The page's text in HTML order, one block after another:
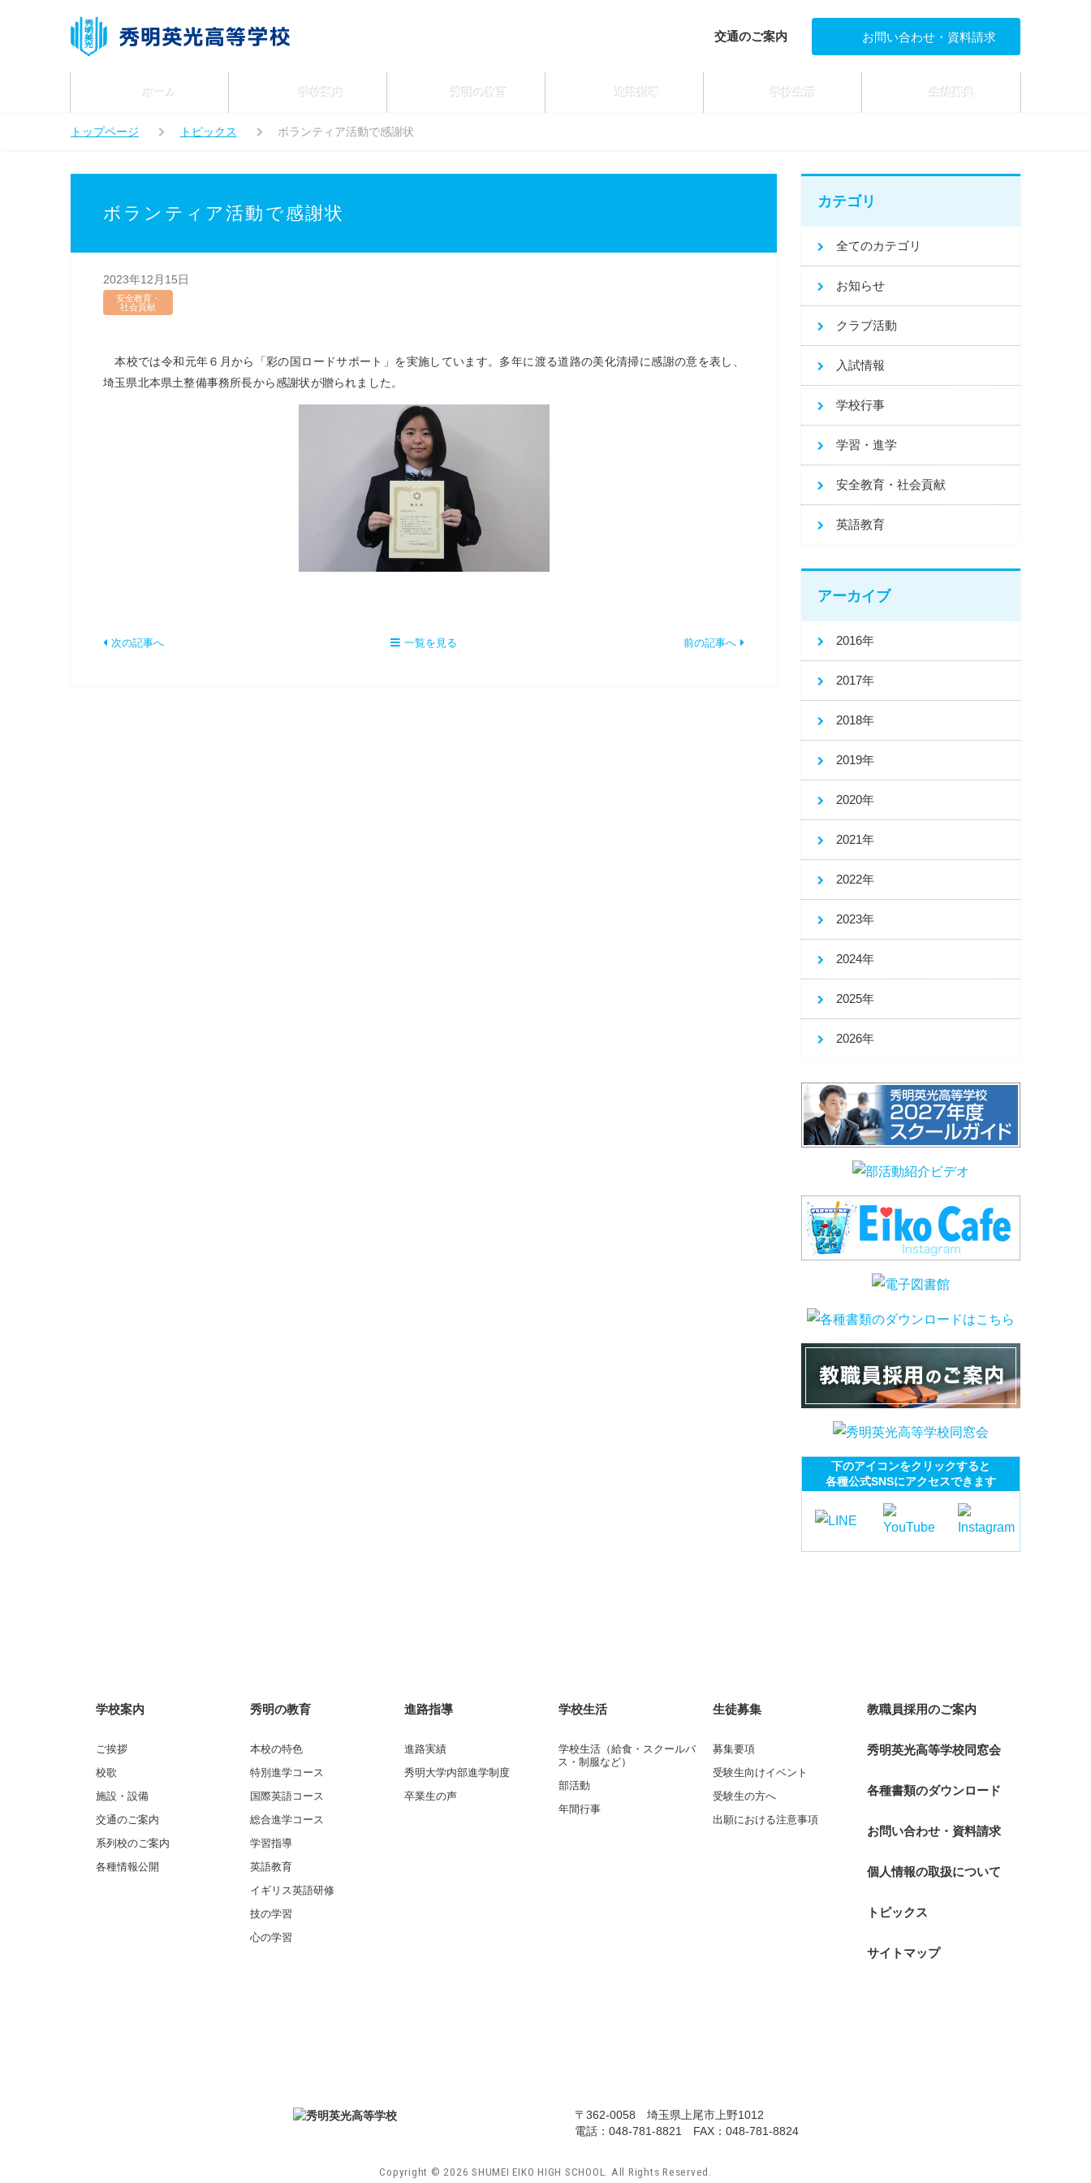
交通のご案内 お問い合わせ・資料請求
ホーム 学校案内 秀明の教育 進路指導 学校生活 生徒募集
トップページ トピックス ボランティア活動で感謝状
ボランティア活動で感謝状
2023年12月15日
安全教育・
社会貢献
本校では令和元年６月から「彩の国ロードサポート」を実施しています。多年に渡る道路の美化清掃に感謝の意を表し、
埼玉県北本県土整備事務所長から感謝状が贈られました。
次の記事へ 一覧を見る 前の記事へ
カテゴリ
全てのカテゴリ
お知らせ
クラブ活動
入試情報
学校行事
学習・進学
安全教育・社会貢献
英語教育
アーカイブ
2016年
2017年
2018年
2019年
2020年
2021年
2022年
2023年
2024年
2025年
2026年
下のアイコンをクリックすると
各種公式SNSにアクセスできます
学校案内
ご挨拶
校歌
施設・設備
交通のご案内
系列校のご案内
各種情報公開
秀明の教育
本校の特色
特別進学コース
国際英語コース
総合進学コース
学習指導
英語教育
イギリス英語研修
技の学習
心の学習
進路指導
進路実績
秀明大学内部進学制度
卒業生の声
学校生活
学校生活（給食・スクールバ
ス・制服など）
部活動
年間行事
生徒募集
募集要項
受験生向けイベント
受験生の方へ
出願における注意事項
教職員採用のご案内
秀明英光高等学校同窓会
各種書類のダウンロード
お問い合わせ・資料請求
個人情報の取扱について
トピックス
サイトマップ
〒362-0058 埼玉県上尾市上野1012
電話： 048-781-8821 FAX：048-781-8824
Copyright © 2026 SHUMEI EIKO HIGH SCHOOL. All Rights Reserved.